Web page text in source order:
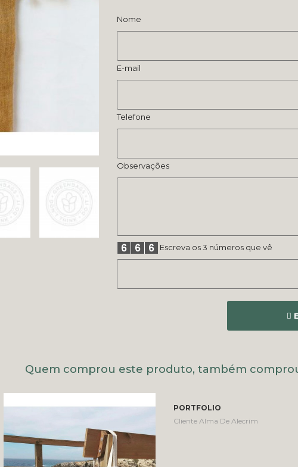
Nome
E-mail
Telefone
Observações
Escreva os 3 números que vê
Quem comprou este produto, também
PORTFOLIO
Cliente Alma De Alecrim